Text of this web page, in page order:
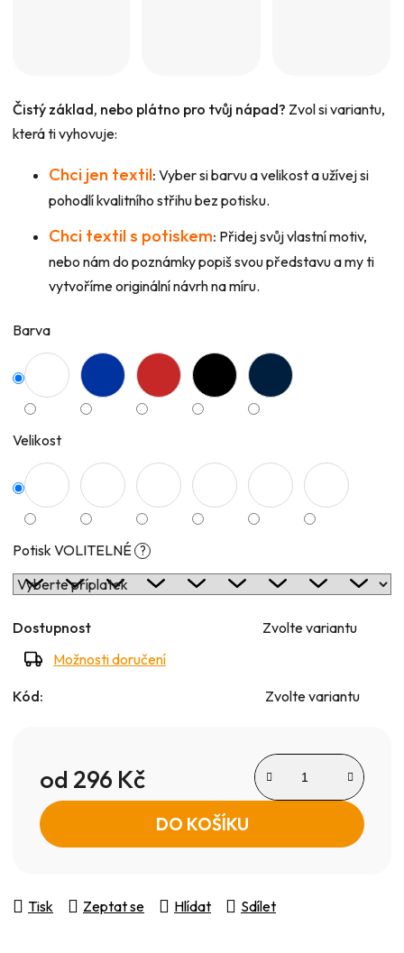
Čistý základ, nebo plátno pro tvůj nápad? Zvol si variantu,
která ti vyhovuje:
Chci jen textil: Vyber si barvu a velikost a užívej si
pohodlí kvalitního střihu bez potisku.
Chci textil s potiskem: Přidej svůj vlastní motiv,
nebo nám do poznámky popiš svou představu a my ti
vytvoříme originální návrh na míru.
Barva
Velikost
Potisk VOLITELNÉ ?
Dostupnost
Zvolte variantu
Možnosti doručení
Kód: Zvolte variantu
od 296 Kč
Měrná cena:
DO KOŠÍKU
Tisk Zeptat se Hlídat Sdílet